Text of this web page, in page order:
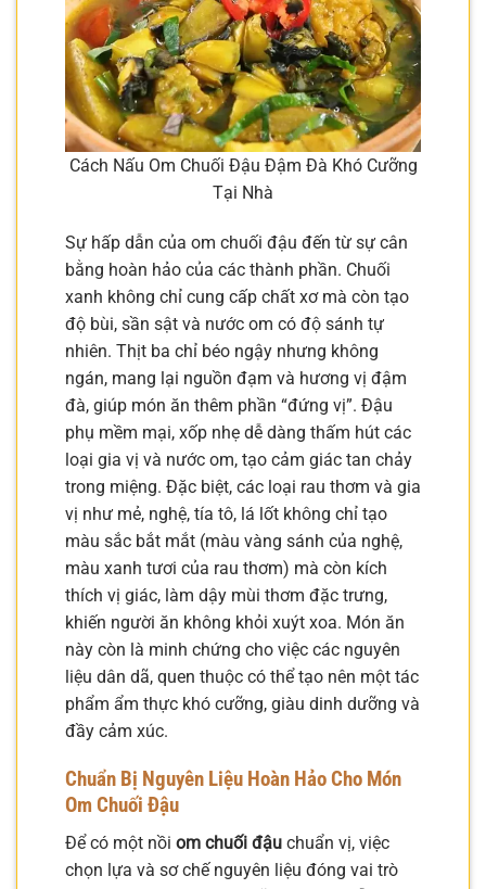
Cách Nấu Om Chuối Đậu Đậm Đà Khó Cưỡng
Tại Nhà
Sự hấp dẫn của om chuối đậu đến từ sự cân
bằng hoàn hảo của các thành phần. Chuối
xanh không chỉ cung cấp chất xơ mà còn tạo
độ bùi, sần sật và nước om có độ sánh tự
nhiên. Thịt ba chỉ béo ngậy nhưng không
ngán, mang lại nguồn đạm và hương vị đậm
đà, giúp món ăn thêm phần “đứng vị”. Đậu
phụ mềm mại, xốp nhẹ dễ dàng thấm hút các
loại gia vị và nước om, tạo cảm giác tan chảy
trong miệng. Đặc biệt, các loại rau thơm và gia
vị như mẻ, nghệ, tía tô, lá lốt không chỉ tạo
màu sắc bắt mắt (màu vàng sánh của nghệ,
màu xanh tươi của rau thơm) mà còn kích
thích vị giác, làm dậy mùi thơm đặc trưng,
khiến người ăn không khỏi xuýt xoa. Món ăn
này còn là minh chứng cho việc các nguyên
liệu dân dã, quen thuộc có thể tạo nên một tác
phẩm ẩm thực khó cưỡng, giàu dinh dưỡng và
đầy cảm xúc.
Chuẩn Bị Nguyên Liệu Hoàn Hảo Cho Món
Om Chuối Đậu
Để có một nồi om chuối đậu chuẩn vị, việc
chọn lựa và sơ chế nguyên liệu đóng vai trò